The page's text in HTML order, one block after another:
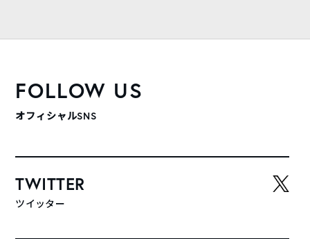
FOLLOW US
オフィシャルSNS
TWITTER
ツイッター